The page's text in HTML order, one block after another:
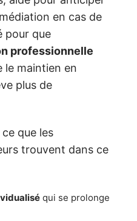
en cas de
pour que
professionnelle
le maintien en
plus de
que les
trouvent dans ce
qui se prolonge